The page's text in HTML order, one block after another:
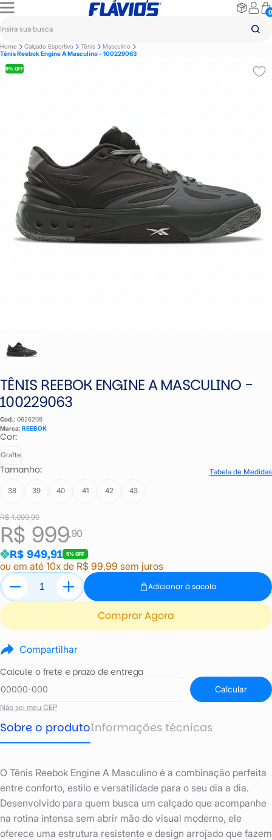
0
Home Calçado Esportivo Tênis
Masculino
Tênis Reebok Engine A Masculino - 100229063
9% OFF
TÊNIS REEBOK ENGINE A MASCULINO -
100229063
Cod.: 0626208
Marca: REEBOK
R$ 1.099,90
R$ 999,90
R$ 949,91 5% OFF
ou em até 10x de R$ 99,99 sem juros
Cor:
Grafte
Tamanho: Tabela de Medidas
38 39 40 41 42 43
Adicionar à sacola
Comprar Agora
Compartilhar
Calcule o frete e prazo de entrega
Calcular
Não sei meu CEP
Sobre o produtoInformações técnicas
O Tênis Reebok Engine A Masculino é a combinação perfeita
entre conforto, estilo e versatilidade para o seu dia a dia.
Desenvolvido para quem busca um calçado que acompanhe
na rotina intensa sem abrir mão do visual moderno, ele
oferece uma estrutura resistente e design arrojado que fazem